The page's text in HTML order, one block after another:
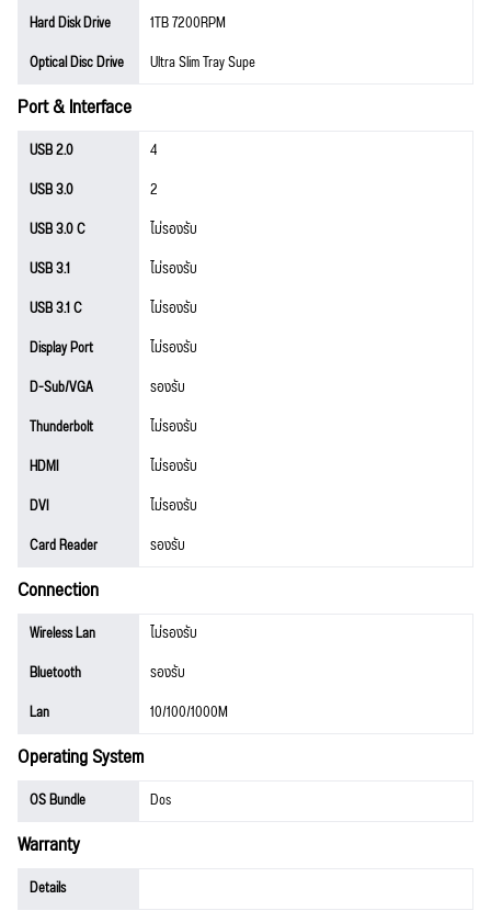
Hard Disk Drive
1TB 7200RPM
Optical Disc Drive
Ultra Slim Tray Supe
Port & Interface
USB 2.0
4
USB 3.0
2
USB 3.0 C
ไม่รองรับ
USB 3.1
ไม่รองรับ
USB 3.1 C
ไม่รองรับ
Display Port
ไม่รองรับ
D-Sub/VGA
รองรับ
Thunderbolt
ไม่รองรับ
HDMI
ไม่รองรับ
DVI
ไม่รองรับ
Card Reader
รองรับ
Connection
Wireless Lan
ไม่รองรับ
Bluetooth
รองรับ
Lan
10/100/1000M
Operating System
OS Bundle Dos
Warranty
Details